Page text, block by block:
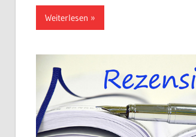
Weiterlesen